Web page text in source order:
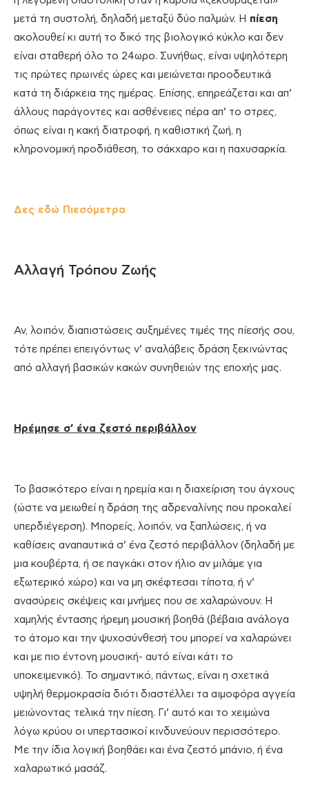
μετά τη συστολή, δηλαδή μεταξύ δύο παλμών. Η πίεση
ακολουθεί κι αυτή το δικό της βιολογικό κύκλο και δεν
είναι σταθερή όλο το 24ωρο. Συνήθως, είναι υψηλότερη
τις πρώτες πρωινές ώρες και μειώνεται προοδευτικά
κατά τη διάρκεια της ημέρας. Επίσης, επηρεάζεται και απ’
άλλους παράγοντες και ασθένειες πέρα απ’ το στρες,
όπως είναι η κακή διατροφή, η καθιστική ζωή, η
κληρονομική προδιάθεση, το σάκχαρο και η παχυσαρκία.
Δες εδώ Πιεσόμετρα
Αλλαγή Τρόπου Ζωής
Αν, λοιπόν, διαπιστώσεις αυξημένες τιμές της πίεσής σου,
τότε πρέπει επειγόντως ν’ αναλάβεις δράση ξεκινώντας
από αλλαγή βασικών κακών συνηθειών της εποχής μας.
Ηρέμησε σ’ ένα ζεστό περιβάλλον
Το βασικότερο είναι η ηρεμία και η διαχείριση του άγχους
(ώστε να μειωθεί η δράση της αδρεναλίνης που προκαλεί
υπερδιέγερση). Μπορείς, λοιπόν, να ξαπλώσεις, ή να
καθίσεις αναπαυτικά σ’ ένα ζεστό περιβάλλον (δηλαδή με
μια κουβέρτα, ή σε παγκάκι στον ήλιο αν μιλάμε για
εξωτερικό χώρο) και να μη σκέφτεσαι τίποτα, ή ν’
ανασύρεις σκέψεις και μνήμες που σε χαλαρώνουν. Η
χαμηλής έντασης ήρεμη μουσική βοηθά (βέβαια ανάλογα
το άτομο και την ψυχοσύνθεσή του μπορεί να χαλαρώνει
και με πιο έντονη μουσική- αυτό είναι κάτι το
υποκειμενικό). Το σημαντικό, πάντως, είναι η σχετικά
υψηλή θερμοκρασία διότι διαστέλλει τα αιμοφόρα αγγεία
μειώνοντας τελικά την πίεση. Γι’ αυτό και το χειμώνα
λόγω κρύου οι υπερτασικοί κινδυνεύουν περισσότερο.
Με την ίδια λογική βοηθάει και ένα ζεστό μπάνιο, ή ένα
χαλαρωτικό μασάζ.